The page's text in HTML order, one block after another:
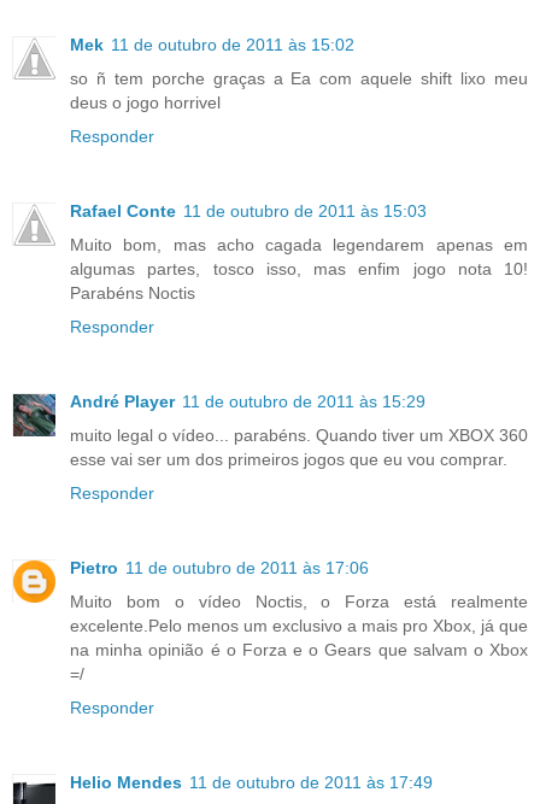
Mek 11 de outubro de 2011 às 15:02
so ñ tem porche graças a Ea com aquele shift lixo meu
deus o jogo horrivel
Responder
Rafael Conte 11 de outubro de 2011 às 15:03
Muito bom, mas acho cagada legendarem apenas em
algumas partes, tosco isso, mas enfim jogo nota 10!
Parabéns Noctis
Responder
André Player 11 de outubro de 2011 às 15:29
muito legal o vídeo... parabéns. Quando tiver um XBOX 360
esse vai ser um dos primeiros jogos que eu vou comprar.
Responder
Pietro 11 de outubro de 2011 às 17:06
Muito bom o vídeo Noctis, o Forza está realmente
excelente.Pelo menos um exclusivo a mais pro Xbox, já que
na minha opinião é o Forza e o Gears que salvam o Xbox
=/
Responder
Helio Mendes 11 de outubro de 2011 às 17:49